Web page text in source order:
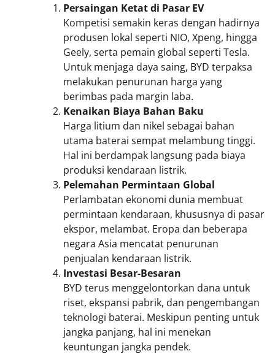
Persaingan Ketat di Pasar EV
Kompetisi semakin keras dengan hadirnya
produsen lokal seperti NIO, Xpeng, hingga
Geely, serta pemain global seperti Tesla.
Untuk menjaga daya saing, BYD terpaksa
melakukan penurunan harga yang
berimbas pada margin laba.
Kenaikan Biaya Bahan Baku
Harga litium dan nikel sebagai bahan
utama baterai sempat melambung tinggi.
Hal ini berdampak langsung pada biaya
produksi kendaraan listrik.
Pelemahan Permintaan Global
Perlambatan ekonomi dunia membuat
permintaan kendaraan, khususnya di pasar
ekspor, melambat. Eropa dan beberapa
negara Asia mencatat penurunan
penjualan kendaraan listrik.
Investasi Besar-Besaran
BYD terus menggelontorkan dana untuk
riset, ekspansi pabrik, dan pengembangan
teknologi baterai. Meskipun penting untuk
jangka panjang, hal ini menekan
keuntungan jangka pendek.